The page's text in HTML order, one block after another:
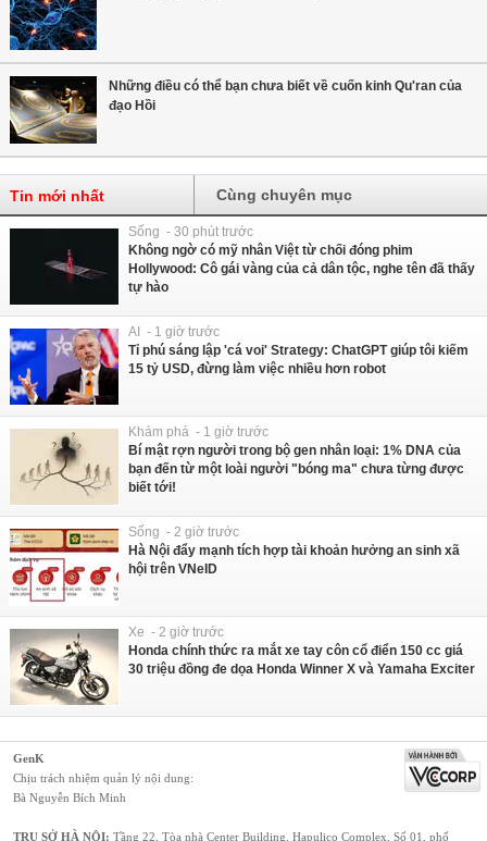
Những điều có thể bạn chưa biết về cuốn kinh Qu'ran của
đạo Hồi
Tin mới nhất Cùng chuyên mục
Sống - 30 phút trước
Không ngờ có mỹ nhân Việt từ chối đóng phim
Hollywood: Cô gái vàng của cả dân tộc, nghe tên đã thấy
tự hào
AI - 1 giờ trước
Tỉ phú sáng lập 'cá voi' Strategy: ChatGPT giúp tôi kiếm
15 tỷ USD, đừng làm việc nhiều hơn robot
Khám phá - 1 giờ trước
Bí mật rợn người trong bộ gen nhân loại: 1% DNA của
bạn đến từ một loài người "bóng ma" chưa từng được
biết tới!
Sống - 2 giờ trước
Hà Nội đẩy mạnh tích hợp tài khoản hưởng an sinh xã
hội trên VNeID
Xe - 2 giờ trước
Honda chính thức ra mắt xe tay côn cổ điển 150 cc giá
30 triệu đồng đe dọa Honda Winner X và Yamaha Exciter
GenK
Chịu trách nhiệm quản lý nội dung:
Bà Nguyễn Bích Minh
TRỤ SỞ HÀ NỘI: Tầng 22, Tòa nhà Center Building, Hapulico Complex, Số 01, phố